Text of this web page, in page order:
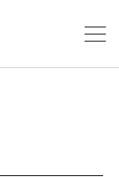
メ